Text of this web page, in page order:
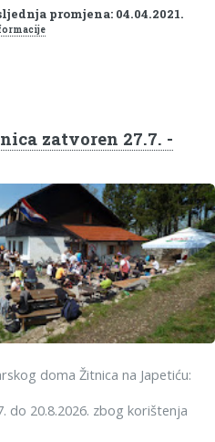
promjena: 04.04.2021.
zatvoren 27.7. -
doma Žitnica na Japetiću:
do 20.8.2026. zbog korištenja